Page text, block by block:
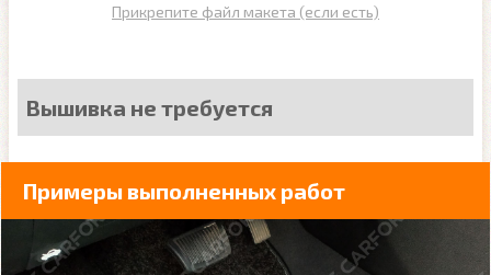
Прикрепите файл макета (если есть)
Вышивка не требуется
Примеры выполненных работ